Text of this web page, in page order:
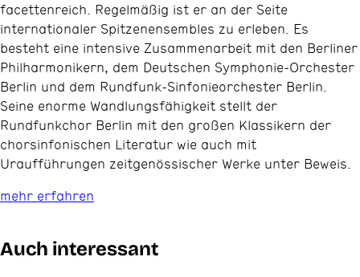
facettenreich. Regelmäßig ist er an der Seite
internationaler Spitzenensembles zu erleben. Es
besteht eine intensive Zusammenarbeit mit den Berliner
Philharmonikern, dem Deutschen Symphonie-Orchester
Berlin und dem Rundfunk-Sinfonieorchester Berlin.
Seine enorme Wandlungsfähigkeit stellt der
Rundfunkchor Berlin mit den großen Klassikern der
chorsinfonischen Literatur wie auch mit
Uraufführungen zeitgenössischer Werke unter Beweis.
mehr erfahren
Auch interessant